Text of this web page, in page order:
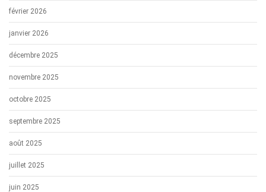
février 2026
janvier 2026
décembre 2025
novembre 2025
octobre 2025
septembre 2025
août 2025
juillet 2025
juin 2025